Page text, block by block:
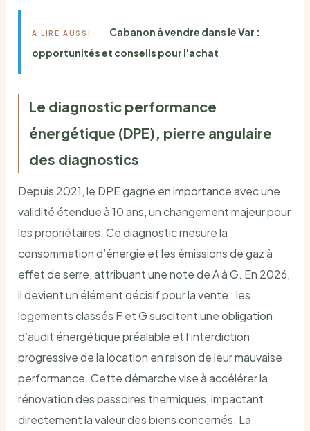
A LIRE AUSSI :
Cabanon à vendre dans le Var :
opportunités et conseils pour l'achat
Le diagnostic performance
énergétique (DPE), pierre angulaire
des diagnostics
Depuis 2021, le DPE gagne en importance avec une
validité étendue à 10 ans, un changement majeur pour
les propriétaires. Ce diagnostic mesure la
consommation d’énergie et les émissions de gaz à
effet de serre, attribuant une note de A à G. En 2026,
il devient un élément décisif pour la vente : les
logements classés F et G suscitent une obligation
d’audit énergétique préalable et l’interdiction
progressive de la location en raison de leur mauvaise
performance. Cette démarche vise à accélérer la
rénovation des passoires thermiques, impactant
directement la valeur des biens concernés. La